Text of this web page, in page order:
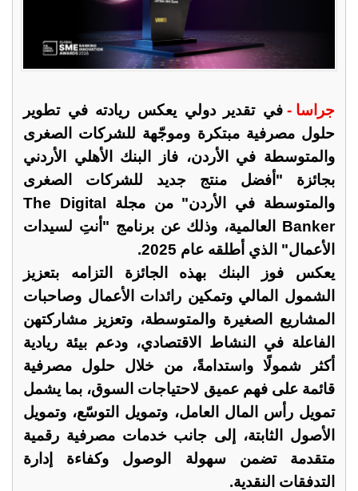
جراسا - في تقدير دولي يعكس ريادته في تطوير
حلول مصرفية مبتكرة وموجّهة للشركات الصغرى
والمتوسطة في الأردن، فاز البنك الأهلي الأردني
بجائزة "أفضل منتج جديد للشركات الصغرى
والمتوسطة في الأردن" من مجلة The Digital
Banker العالمية، وذلك عن برنامج "أنتِ لسيدات
الأعمال" الذي أطلقه عام 2025.
يعكس فوز البنك بهذه الجائزة التزامه بتعزيز
الشمول المالي وتمكين رائدات الأعمال وصاحبات
المشاريع الصغيرة والمتوسطة، وتعزيز مشاركتهن
الفاعلة في النشاط الاقتصادي، ودعم بيئة ريادية
أكثر شمولًا واستدامةً، من خلال حلول مصرفية
قائمة على فهم عميق لاحتياجات السوق، بما يشمل
تمويل رأس المال العامل، وتمويل التوسّع، وتمويل
الأصول الثابتة، إلى جانب خدمات مصرفية رقمية
متقدمة تضمن سهولة الوصول وكفاءة إدارة
التدفقات النقدية.